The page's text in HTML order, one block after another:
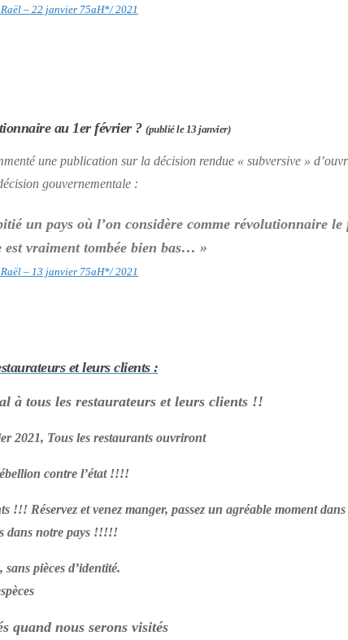
– 22 janvier 75aH*/ 2021
au 1er février ? (publié le 13 janvier)
une publication sur la décision rendue « subversive »
gouvernementale :
un pays où l’on considère comme révolutionnaire
est vraiment tombée bien bas… »
– 13 janvier 75aH*/ 2021
et leurs clients :
à tous les restaurateurs et leurs clients !!
2021, Tous les restaurants ouvriront
contre l’état !!!!
!!! Réservez et venez manger, passez un agréable moment
dans notre pays !!!!!
sans pièces d’identité.
quand nous serons visités